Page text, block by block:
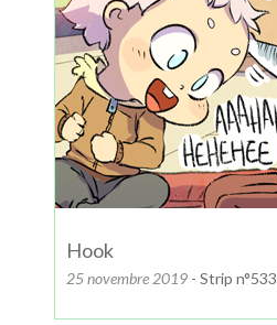
Hook
25 novembre 2019 - Strip n°533